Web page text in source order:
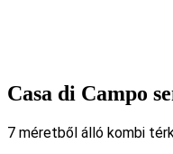
Casa di Campo
7 méretből álló kombi